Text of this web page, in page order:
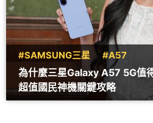
#SAMSUNG三星 #A57
為什麼三星Galaxy A57 5G值
超值國民神機關鍵攻略